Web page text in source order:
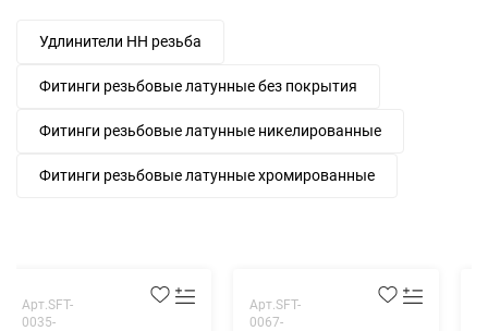
Удлинители НН резьба
Фитинги резьбовые латунные без покрытия
Фитинги резьбовые латунные никелированные
Фитинги резьбовые латунные хромированные
Арт.SFT-
0035-
Арт.SFT-
0067-